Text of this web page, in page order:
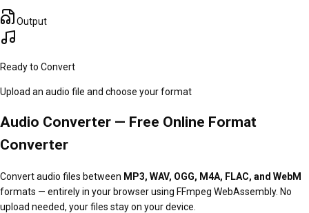
Output
Ready to Convert
Upload an audio file and choose your format
Audio Converter — Free Online Format
Converter
Convert audio files between MP3, WAV, OGG, M4A, FLAC, and WebM
formats — entirely in your browser using FFmpeg WebAssembly. No
upload needed, your files stay on your device.